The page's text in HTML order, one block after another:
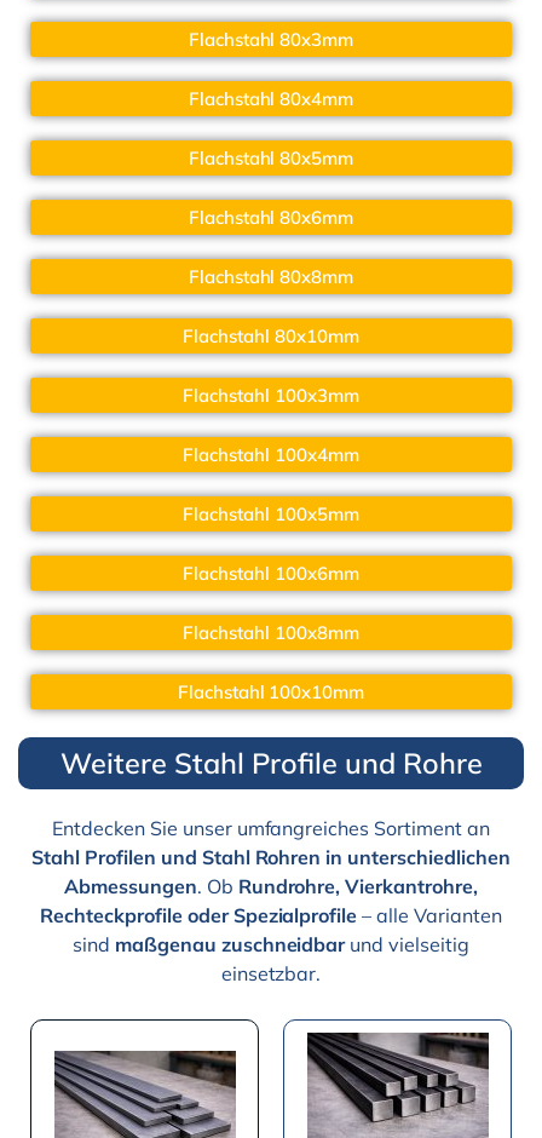
Flachstahl 80x3mm
Flachstahl 80x4mm
Flachstahl 80x5mm
Flachstahl 80x6mm
Flachstahl 80x8mm
Flachstahl 80x10mm
Flachstahl 100x3mm
Flachstahl 100x4mm
Flachstahl 100x5mm
Flachstahl 100x6mm
Flachstahl 100x8mm
Flachstahl 100x10mm
Weitere Stahl Profile und Rohre
Entdecken Sie unser umfangreiches Sortiment an
Stahl Profilen und Stahl Rohren in unterschiedlichen
Abmessungen. Ob Rundrohre, Vierkantrohre,
Rechteckprofile oder Spezialprofile – alle Varianten
sind maßgenau zuschneidbarund vielseitig
einsetzbar.